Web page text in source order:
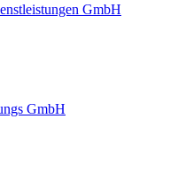
GmbH
GmbH